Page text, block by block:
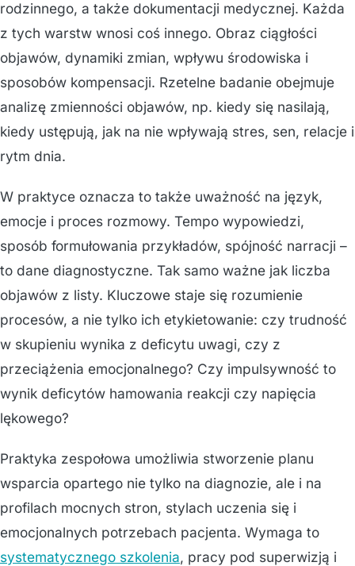
rodzinnego, a także dokumentacji medycznej. Każda
z tych warstw wnosi coś innego. Obraz ciągłości
objawów, dynamiki zmian, wpływu środowiska i
sposobów kompensacji. Rzetelne badanie obejmuje
analizę zmienności objawów, np. kiedy się nasilają,
kiedy ustępują, jak na nie wpływają stres, sen, relacje i
rytm dnia.
W praktyce oznacza to także uważność na język,
emocje i proces rozmowy. Tempo wypowiedzi,
sposób formułowania przykładów, spójność narracji –
to dane diagnostyczne. Tak samo ważne jak liczba
objawów z listy. Kluczowe staje się rozumienie
procesów, a nie tylko ich etykietowanie: czy trudność
w skupieniu wynika z deficytu uwagi, czy z
przeciążenia emocjonalnego? Czy impulsywność to
wynik deficytów hamowania reakcji czy napięcia
lękowego?
Praktyka zespołowa umożliwia stworzenie planu
wsparcia opartego nie tylko na diagnozie, ale i na
profilach mocnych stron, stylach uczenia się i
emocjonalnych potrzebach pacjenta. Wymaga to
systematycznego szkolenia, pracy pod superwizją i